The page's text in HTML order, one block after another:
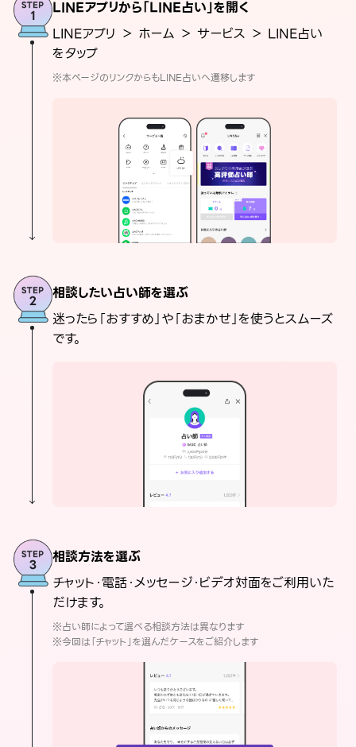
LINEアプリから「LINE占い」を開く
LINEアプリ ＞ ホーム ＞ サービス ＞ LINE占い
をタップ
※本ページのリンクからもLINE占いへ遷移します
相談したい占い師を選ぶ
迷ったら「おすすめ」や「おまかせ」を使うとスムーズ
です。
相談方法を選ぶ
チャット・電話・メッセージ・ビデオ対面をご利用いた
だけます。
※占い師によって選べる相談方法は異なります
※今回は「チャット」を選んだケースをご紹介します